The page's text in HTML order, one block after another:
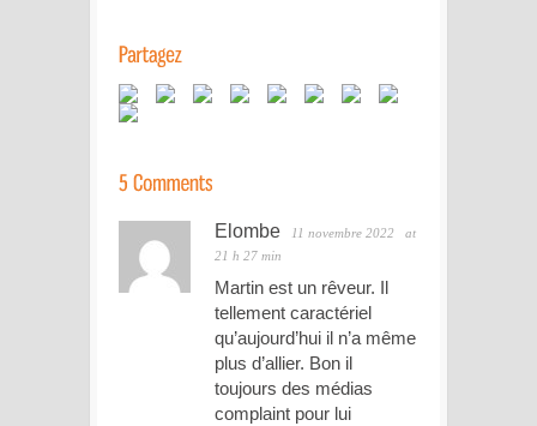
Elombe 11 novembre 2022
at
21 h 27 min
Martin est un rêveur. Il
tellement caractériel
qu’aujourd’hui il n’a même
plus d’allier. Bon il
toujours des médias
complaint pour lui